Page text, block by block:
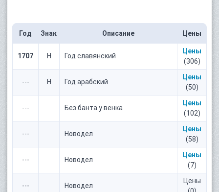
Год Знак Описание Цены
1707 Н Год славянский
Цены
(306)
--- Н Год арабский
Цены
(50)
--- Без банта у венка
Цены
(102)
--- Новодел
Цены
(58)
--- Новодел
Цены
(7)
--- Новодел
Цены